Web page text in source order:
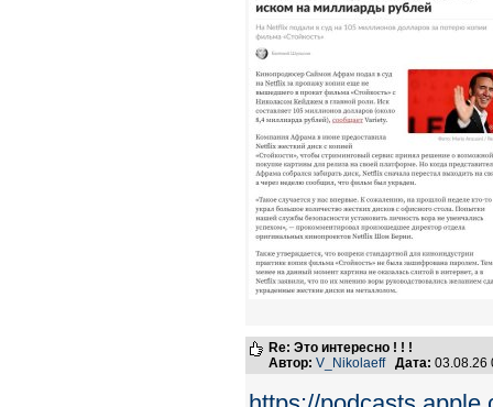
Re: Это интересно ! ! !
Автор: V_Nikolaeff Дата: